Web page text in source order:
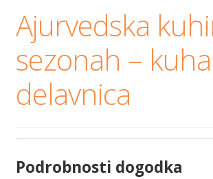
Joga
Zvok
Ajurvedska
sezonah –
delavnica
Podrobnosti dogodka